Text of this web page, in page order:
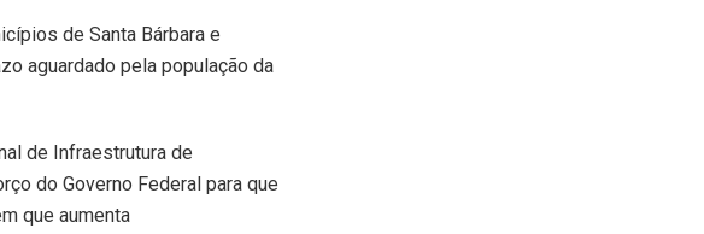
de Santa Bárbara e
aguardado pela população da
de Infraestrutura de
do Governo Federal para que
que aumenta